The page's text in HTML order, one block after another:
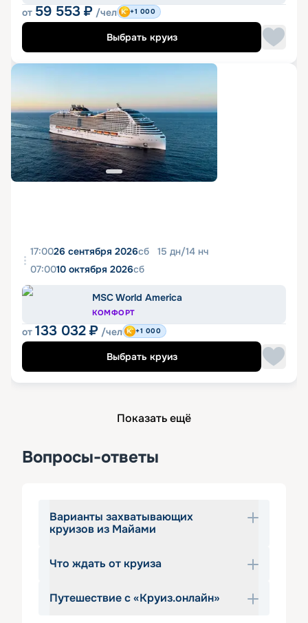
от 59 553 ₽ /чел +1 000
Выбрать круиз
17:0026 сентября 2026сб 15 дн/14 нч
07:0010 октября 2026сб
MSC World America
КОМФОРТ
от 133 032 ₽ /чел +1 000
Выбрать круиз
Показать ещё
Вопросы-ответы
Варианты захватывающих
круизов из Майами
Кажется, «круиз из Майами» даже
воплотить ее в жизнь? Бирюзовые
Что ждать от круиза
Путешествие с «Круиз.онлайн»